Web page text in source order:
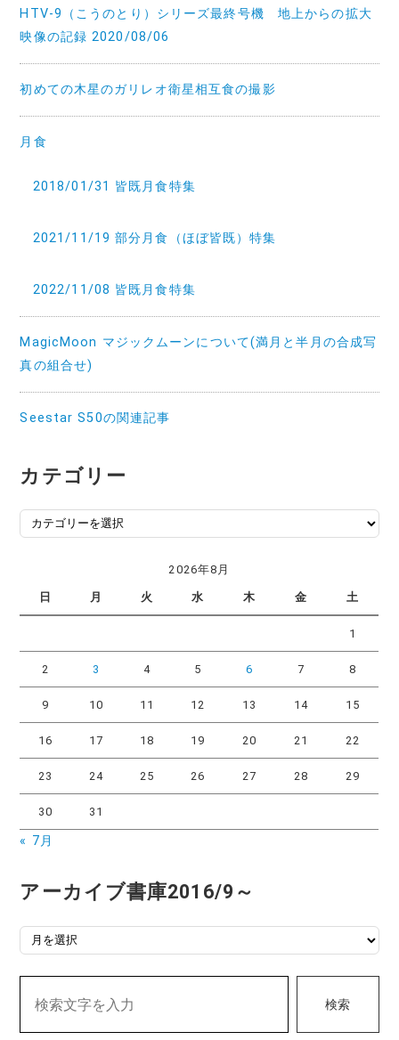
HTV-9（こうのとり）シリーズ最終号機 地上からの拡大
映像の記録 2020/08/06
初めての木星のガリレオ衛星相互食の撮影
月食
2018/01/31 皆既月食特集
2021/11/19 部分月食（ほぼ皆既）特集
2022/11/08 皆既月食特集
MagicMoon マジックムーンについて(満月と半月の合成写
真の組合せ)
Seestar S50の関連記事
カテゴリー
カ
ー
2026年8月
日 月 火 水 木 金 土
1
2 3 4 5 6 7 8
9 10 11 12 13 14 15
16 17 18 19 20 21 22
23 24 25 26 27 28 29
30 31
« 7月
アーカイブ書庫2016/9～
アーカイブ書庫2016/9～
検索